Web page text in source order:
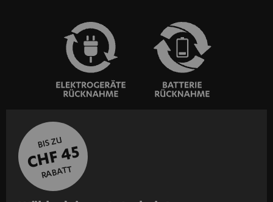
BIS ZU
CHF 45
RABATT